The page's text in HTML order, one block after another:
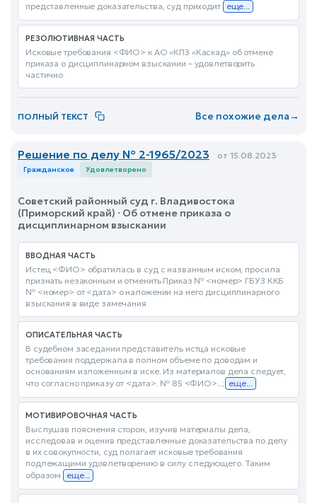
представленные доказательства, суд приходит еще...
РЕЗОЛЮТИВНАЯ ЧАСТЬ
Исковые требования <ФИО> к АО «КПЗ «Каскад» об отмене
приказа о дисциплинарном взыскании – удовлетворить
частично
ПОЛНЫЙ ТЕКСТ Все похожие дела→
Решение по делу № 2-1965/2023 от 15.08.2023
Гражданское Удовлетворено
Советский районный суд г. Владивостока
(Приморский край) · Об отмене приказа о
дисциплинарном взыскании
ВВОДНАЯ ЧАСТЬ
Истец <ФИО> обратилась в суд с названным иском, просила
признать незаконным и отменить Приказ № <номер> ГБУЗ ККБ
№ <номер> от <дата> о наложении на него дисциплинарного
взыскания в виде замечания
ОПИСАТЕЛЬНАЯ ЧАСТЬ
В судебном заседании представитель истца исковые
требования поддержала в полном объеме по доводам и
основаниям изложенным в иске. Из материалов дела следует,
что согласно приказу от <дата>. № 85 <ФИО>..; еще...
МОТИВИРОВОЧНАЯ ЧАСТЬ
Выслушав пояснения сторон, изучив материалы дела,
исследовав и оценив представленные доказательства по делу
в их совокупности, суд полагает исковые требования
подлежащими удовлетворению в силу следующего. Таким
образом еще...